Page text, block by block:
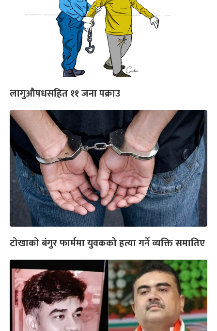
लागुऔषधसहित ११ जना पक्राउ
टोखाको बंगुर फार्ममा युवकको हत्या गर्ने व्यक्ति समातिए